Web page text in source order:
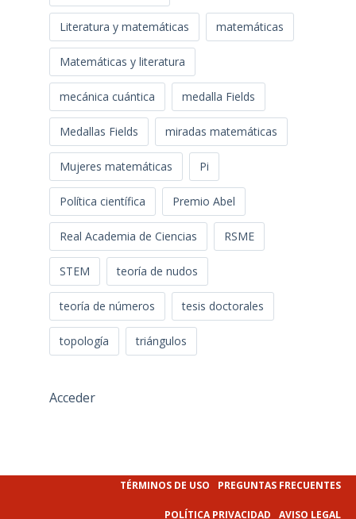
Literatura y matemáticas matemáticas
Matemáticas y literatura
mecánica cuántica medalla Fields
Medallas Fields miradas matemáticas
Mujeres matemáticas Pi
Política científica Premio Abel
Real Academia de Ciencias RSME
STEM teoría de nudos
teoría de números tesis doctorales
topología triángulos
Acceder
TÉRMINOS DE USO PREGUNTAS FRECUENTES
POLÍTICA PRIVACIDAD AVISO LEGAL